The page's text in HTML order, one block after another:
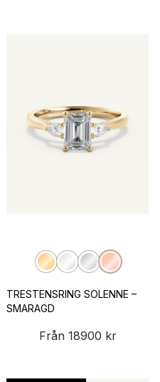
TRESTENSRING SOLENNE –
SMARAGD
Från 18900 kr